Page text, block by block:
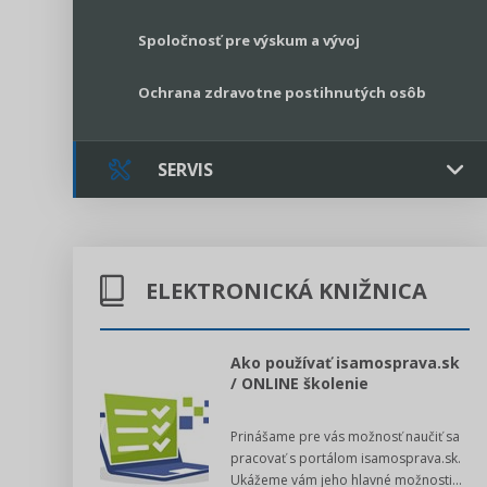
Spoločnosť pre výskum a vývoj
Ochrana zdravotne postihnutých osôb
SERVIS
Online poradenstvo
Register neziskových organizácií
Legislatívne správy
ELEKTRONICKÁ KNIŽNICA
Ako používať isamosprava.sk
/ ONLINE školenie
Prinášame pre vás možnosť naučiť sa
pracovať s portálom isamosprava.sk.
Ukážeme vám jeho hlavné možnosti...